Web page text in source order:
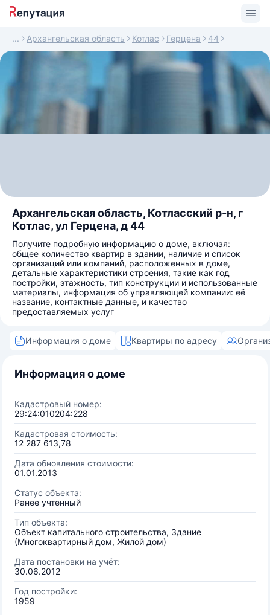
Архангельская область Котлас Герцена 44
Архангельская область, Котласский р-н, г
Котлас, ул Герцена, д 44
Получите подробную информацию о доме, включая:
общее количество квартир в здании, наличие и список
организаций или компаний, расположенных в доме,
детальные характеристики строения, такие как год
постройки, этажность, тип конструкции и использованные
материалы, информация об управляющей компании: её
название, контактные данные, и качество
предоставляемых услуг
Информация о доме Квартиры по адресу
Информация о доме
Кадастровый номер:
29:24:010204:228
Кадастровая стоимость:
12 287 613,78
Дата обновления стоимости:
01.01.2013
Статус объекта:
Ранее учтенный
Тип объекта:
Объект капитального строительства, Здание
(Многоквартирный дом, Жилой дом)
Дата постановки на учёт:
30.06.2012
Год постройки:
1959